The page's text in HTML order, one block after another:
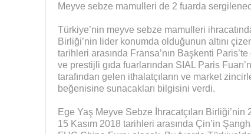
Meyve sebze mamulleri de 2 fuarda
Türkiye’nin meyve sebze mamulleri
Birliği’nin lider konumda olduğunun altını
tarihleri arasında Fransa’nın Başkenti
ve prestijli gıda fuarlarından SIAL Paris
tarafından gelen ithalatçıların ve market
beğenisine sunacakları bilgisini verdi.
Ege Yaş Meyve Sebze İhracatçıları Birliği’nin
15 Kasım 2018 tarihleri arasında Çin’in